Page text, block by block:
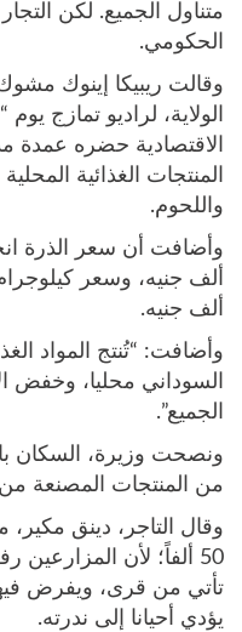
متناول الجميع. لكن
الحكومي.
وقالت ريبيكا إينوك
الولاية، لراديو تمازج
الاقتصادية حضره عمدة
المنتجات الغذائية
واللحوم.
ألف جنيه.
وأضافت: “تُنتج المواد
السوداني محليا، وخفض
الجميع”.
ونصحت وزيرة، السكان
من المنتجات المصنعة من
وقال التاجر، دينق مكير،
50 ألفاً؛ لأن المزارعين
تأتي من قرى، ويفرض
يؤدي أحيانا إلى ندرته.